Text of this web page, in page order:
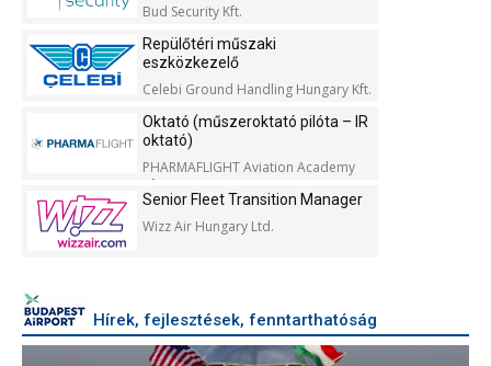
Bud Security Kft.
Repülőtéri műszaki
eszközkezelő
Celebi Ground Handling Hungary Kft.
Oktató (műszeroktató pilóta – IR
oktató)
PHARMAFLIGHT Aviation Academy
Kft.
Senior Fleet Transition Manager
Wizz Air Hungary Ltd.
Hírek, fejlesztések, fenntarthatóság